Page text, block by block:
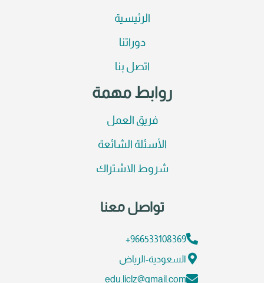
الرئيسية
دوراتنا
اتصل بنا
روابط مهمة
فريق العمل
الأسئلة الشائعة
شروط الاشتراك
تواصل معنا
966533108369+
السعودية-الرياض
edu.liclz@gmail.com